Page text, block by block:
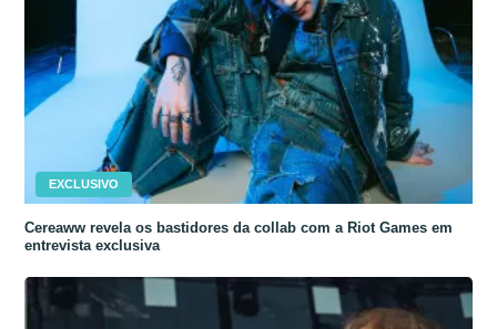
EXCLUSIVO
Cereaww revela os bastidores da collab com a Riot Games em
entrevista exclusiva